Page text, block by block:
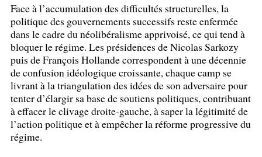
Face à l’accumulation des difficultés structurelles, la
politique des gouvernements successifs reste enfermée
dans le cadre du néolibéralisme apprivoisé, ce qui tend à
bloquer le régime. Les présidences de Nicolas Sarkozy
puis de François Hollande correspondent à une décennie
de confusion idéologique croissante, chaque camp se
livrant à la triangulation des idées de son adversaire pour
tenter d’élargir sa base de soutiens politiques, contribuant
à effacer le clivage droite-gauche, à saper la légitimité de
l’action politique et à empêcher la réforme progressive du
régime.